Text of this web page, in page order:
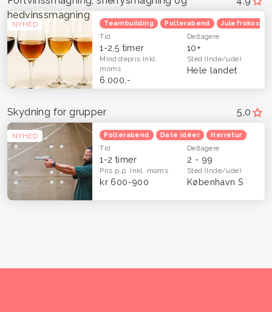
NYHED
hedvinssmagning
Teambuilding Polterabend Julefrokost
Tid
1-2,5 timer
Deltagere
10+
Mindstepris Inkl.
moms
6.000,-
Sted(Inde/ude)
Hele landet
5,0
NYHED
Skydning for grupper
Polterabend Date idéer Herretur
Tid
1-2 timer
Deltagere
2 - 99
Pris p.p. Inkl. moms
kr 600-900
Sted(Inde/ude)
København S